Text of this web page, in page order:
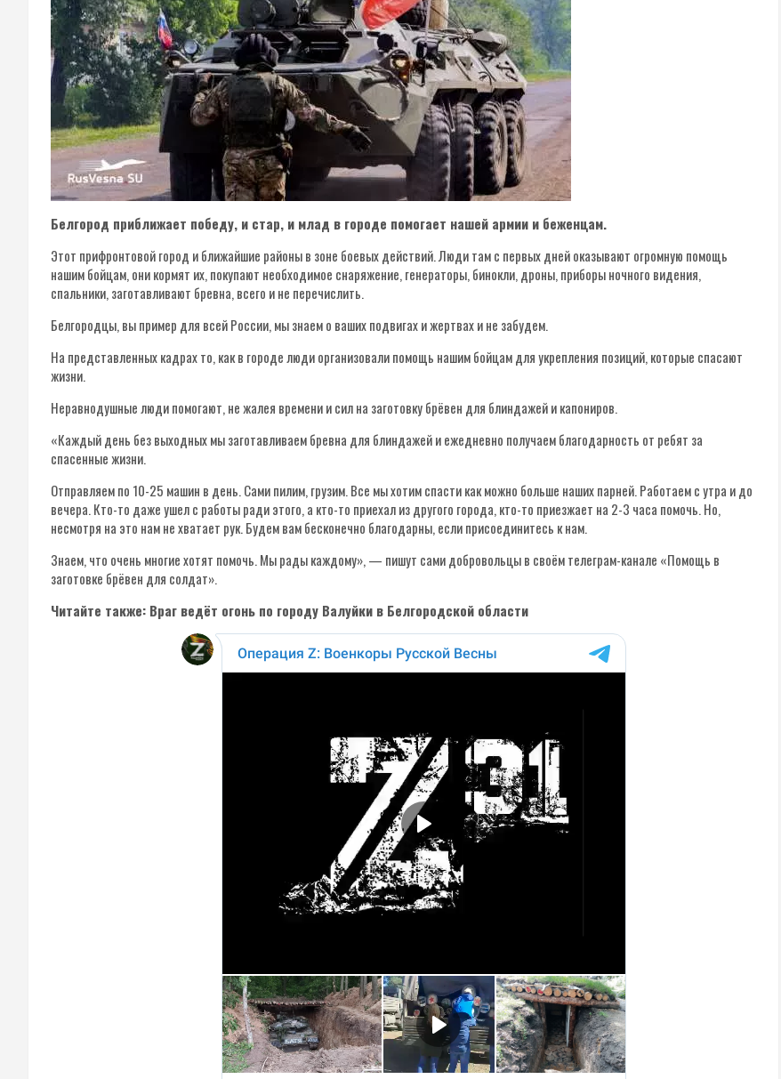
Белгород приближает победу, и стар, и млад в городе помогает нашей армии и беженцам.
Этот прифронтовой город и ближайшие районы в зоне боевых действий. Люди там с первых дней оказывают огромную помощь
нашим бойцам, они кормят их, покупают необходимое снаряжение, генераторы, бинокли, дроны, приборы ночного видения,
спальники, заготавливают бревна, всего и не перечислить.
Белгородцы, вы пример для всей России, мы знаем о ваших подвигах и жертвах и не забудем.
На представленных кадрах то, как в городе люди организовали помощь нашим бойцам для укрепления позиций, которые спасают
жизни.
Неравнодушные люди помогают, не жалея времени и сил на заготовку брёвен для блиндажей и капониров.
«Каждый день без выходных мы заготавливаем бревна для блиндажей и ежедневно получаем благодарность от ребят за
спасенные жизни.
Отправляем по 10-25 машин в день. Сами пилим, грузим. Все мы хотим спасти как можно больше наших парней. Работаем с утра и до
вечера. Кто-то даже ушел с работы ради этого, а кто-то приехал из другого города, кто-то приезжает на 2-3 часа помочь. Но,
несмотря на это нам не хватает рук. Будем вам бесконечно благодарны, если присоединитесь к нам.
Знаем, что очень многие хотят помочь. Мы рады каждому», — пишут сами добровольцы в своём телеграм-канале «Помощь в
заготовке брёвен для солдат».
Читайте также: Враг ведёт огонь по городу Валуйки в Белгородской области